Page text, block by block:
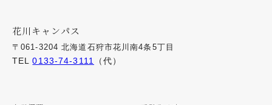
花川キャンパス
〒061-3204 北海道石狩市花川南4条5丁目
TEL0133-74-3111 （代）